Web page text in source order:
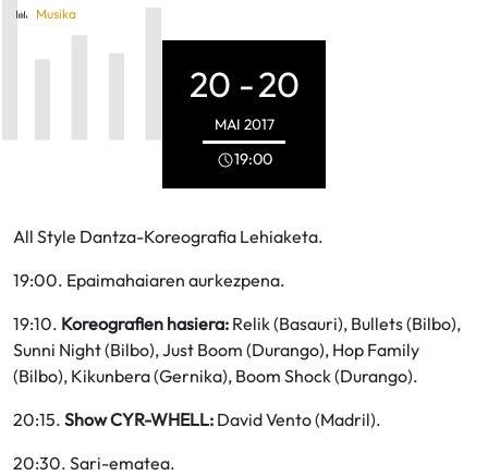
Musika
20 -20
MAI 2017
19:00
All Style Dantza-Koreografia Lehiaketa.
19:00. Epaimahaiaren aurkezpena.
19:10. Koreografien hasiera: Relik (Basauri), Bullets (Bilbo),
Sunni Night (Bilbo), Just Boom (Durango), Hop Family
(Bilbo), Kikunbera (Gernika), Boom Shock (Durango).
20:15. Show CYR-WHELL: David Vento (Madril).
20:30. Sari-ematea.